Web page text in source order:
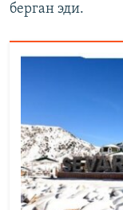
берган эди.